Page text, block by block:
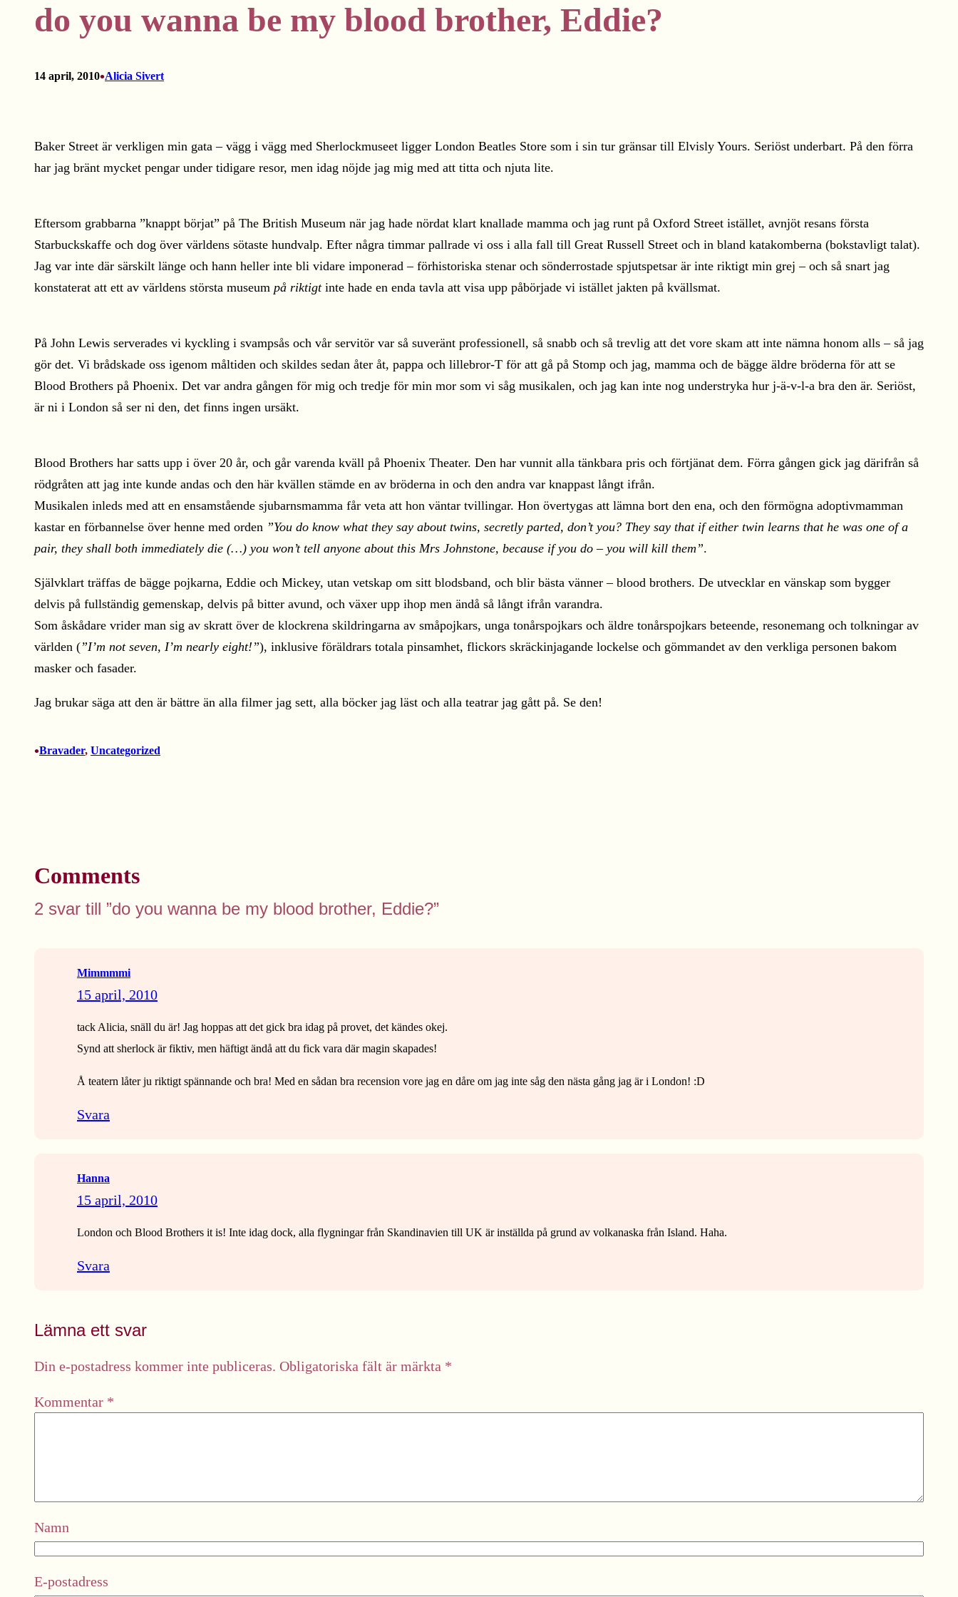
do you wanna be my blood brother, Eddie?
14 april, 2010•Alicia Sivert
Baker Street är verkligen min gata – vägg i vägg med Sherlockmuseet ligger London Beatles Store som i sin tur gränsar till Elvisly Yours. Seriöst underbart. På den förra
har jag bränt mycket pengar under tidigare resor, men idag nöjde jag mig med att titta och njuta lite.
Eftersom grabbarna ”knappt börjat” på The British Museum när jag hade nördat klart knallade mamma och jag runt på Oxford Street istället, avnjöt resans första
Starbuckskaffe och dog över världens sötaste hundvalp. Efter några timmar pallrade vi oss i alla fall till Great Russell Street och in bland katakomberna (bokstavligt talat).
Jag var inte där särskilt länge och hann heller inte bli vidare imponerad – förhistoriska stenar och sönderrostade spjutspetsar är inte riktigt min grej – och så snart jag
konstaterat att ett av världens största museum på riktigtinte hade en enda tavla att visa upp påbörjade vi istället jakten på kvällsmat.
På John Lewis serverades vi kyckling i svampsås och vår servitör var så suveränt professionell, så snabb och så trevlig att det vore skam att inte nämna honom alls – så jag
gör det. Vi brådskade oss igenom måltiden och skildes sedan åter åt, pappa och lillebror-T för att gå på Stomp och jag, mamma och de bägge äldre bröderna för att se
Blood Brothers på Phoenix. Det var andra gången för mig och tredje för min mor som vi såg musikalen, och jag kan inte nog understryka hur j-ä-v-l-a bra den är. Seriöst,
är ni i London så ser ni den, det finns ingen ursäkt.
Blood Brothers har satts upp i över 20 år, och går varenda kväll på Phoenix Theater. Den har vunnit alla tänkbara pris och förtjänat dem. Förra gången gick jag därifrån så
rödgråten att jag inte kunde andas och den här kvällen stämde en av bröderna in och den andra var knappast långt ifrån.
Musikalen inleds med att en ensamstående sjubarnsmamma får veta att hon väntar tvillingar. Hon övertygas att lämna bort den ena, och den förmögna adoptivmamman
kastar en förbannelse över henne med orden ”You do know what they say about twins, secretly parted, don’t you? They say that if either twin learns that he was one of a
pair, they shall both immediately die (…) you won’t tell anyone about this Mrs Johnstone, because if you do – you will kill them”.
Självklart träffas de bägge pojkarna, Eddie och Mickey, utan vetskap om sitt blodsband, och blir bästa vänner – blood brothers. De utvecklar en vänskap som bygger
delvis på fullständig gemenskap, delvis på bitter avund, och växer upp ihop men ändå så långt ifrån varandra.
Som åskådare vrider man sig av skratt över de klockrena skildringarna av småpojkars, unga tonårspojkars och äldre tonårspojkars beteende, resonemang och tolkningar av
världen (”I’m not seven, I’m nearly eight!”), inklusive föräldrars totala pinsamhet, flickors skräckinjagande lockelse och gömmandet av den verkliga personen bakom
masker och fasader.
Jag brukar säga att den är bättre än alla filmer jag sett, alla böcker jag läst och alla teatrar jag gått på. Se den!
•Bravader, Uncategorized
Comments
2 svar till ”do you wanna be my blood brother, Eddie?”
Mimmmmi
15 april, 2010
tack Alicia, snäll du är! Jag hoppas att det gick bra idag på provet, det kändes okej.
Synd att sherlock är fiktiv, men häftigt ändå att du fick vara där magin skapades!
Å teatern låter ju riktigt spännande och bra! Med en sådan bra recension vore jag en dåre om jag inte såg den nästa gång jag är i London! :D
Svara
Hanna
15 april, 2010
London och Blood Brothers it is! Inte idag dock, alla flygningar från Skandinavien till UK är inställda på grund av volkanaska från Island. Haha.
Svara
Lämna ett svar
Din e-postadress kommer inte publiceras. Obligatoriska fält är märkta *
Kommentar *
Namn
E-postadress